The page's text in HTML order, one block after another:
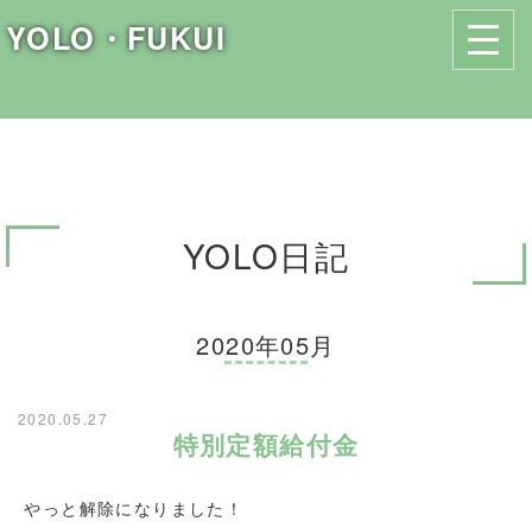
YOLO・FUKUI
YOLO日記
2020年05月
2020.05.27
特別定額給付金
やっと解除になりました！